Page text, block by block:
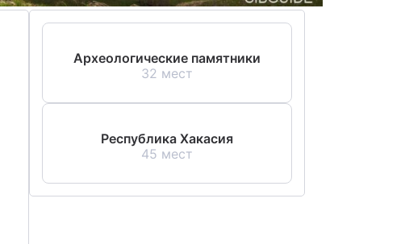
Археологические памятники
32 мест
Республика Хакасия
45 мест